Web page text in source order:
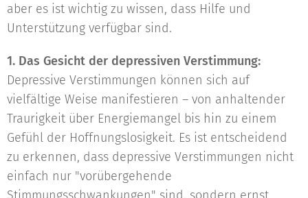
aber es ist wichtig zu wissen, dass Hilfe und
Unterstützung verfügbar sind.
1. Das Gesicht der depressiven Verstimmung:
Depressive Verstimmungen können sich auf
vielfältige Weise manifestieren – von anhaltender
Traurigkeit über Energiemangel bis hin zu einem
Gefühl der Hoffnungslosigkeit. Es ist entscheidend
zu erkennen, dass depressive Verstimmungen nicht
einfach nur "vorübergehende